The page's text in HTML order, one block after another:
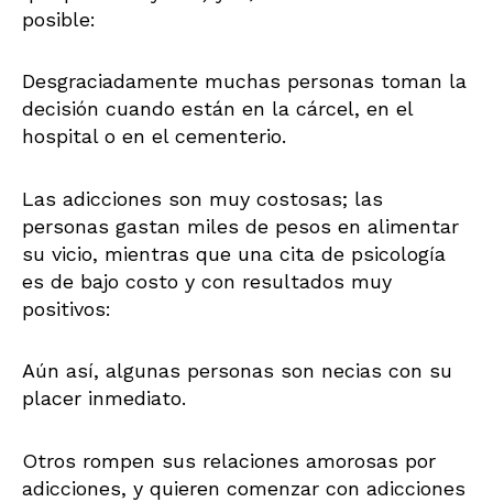
posible:
Desgraciadamente muchas personas toman la
decisión cuando están en la cárcel, en el
hospital o en el cementerio.
Las adicciones son muy costosas; las
personas gastan miles de pesos en alimentar
su vicio, mientras que una cita de psicología
es de bajo costo y con resultados muy
positivos:
Aún así, algunas personas son necias con su
placer inmediato.
Otros rompen sus relaciones amorosas por
adicciones, y quieren comenzar con adicciones